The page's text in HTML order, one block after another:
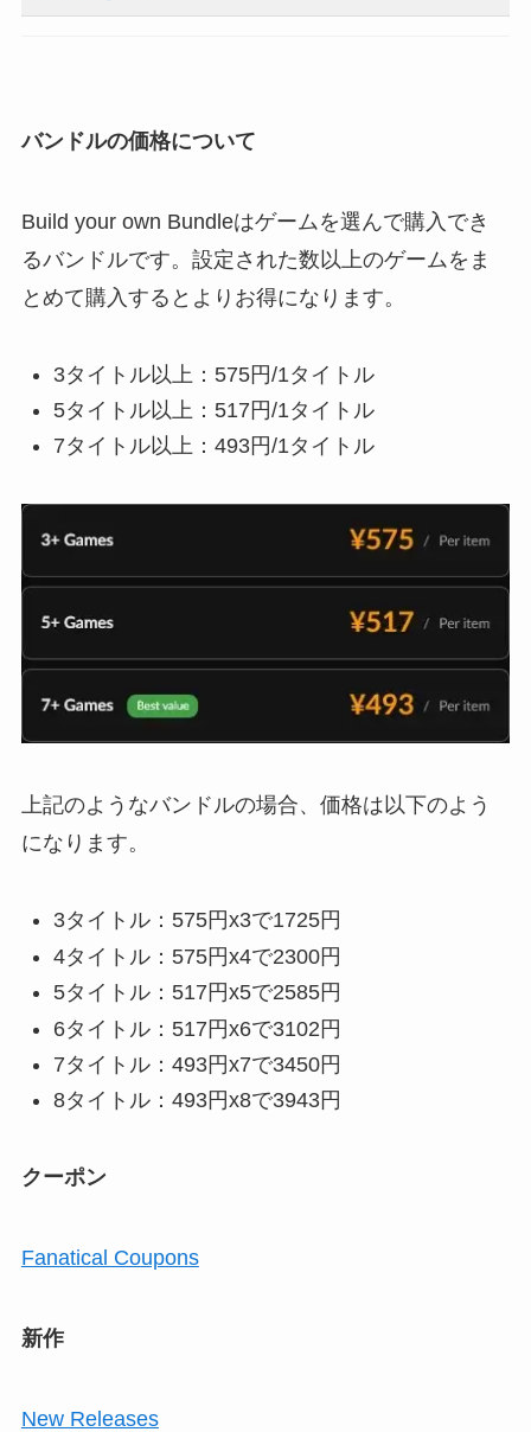
バンドルの価格について
Build your own Bundleはゲームを選んで購入でき
るバンドルです。設定された数以上のゲームをま
とめて購入するとよりお得になります。
3タイトル以上：575円/1タイトル
5タイトル以上：517円/1タイトル
7タイトル以上：493円/1タイトル
上記のようなバンドルの場合、価格は以下のよう
になります。
3タイトル：575円x3で1725円
4タイトル：575円x4で2300円
5タイトル：517円x5で2585円
6タイトル：517円x6で3102円
7タイトル：493円x7で3450円
8タイトル：493円x8で3943円
クーポン
Fanatical Coupons
新作
New Releases